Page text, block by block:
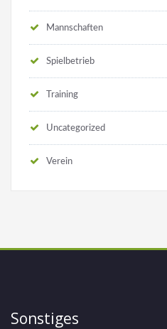
Mannschaften
Spielbetrieb
Training
Uncategorized
Verein
Sonstiges